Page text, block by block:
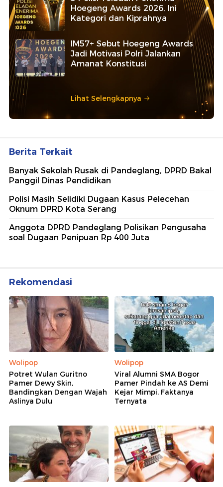
Hoegeng Awards 2026, Ini
Kategori dan Kiprahnya
IM57+ Sebut Hoegeng Awards
Jadi Motivasi Polri Jalankan
Amanat Konstitusi
Lihat Selengkapnya
Berita Terkait
Banyak Sekolah Rusak di Pandeglang, DPRD Bakal
Panggil Dinas Pendidikan
Polisi Masih Selidiki Dugaan Kasus Pelecehan
Oknum DPRD Kota Serang
Anggota DPRD Pandeglang Polisikan Pengusaha
soal Dugaan Penipuan Rp 400 Juta
Rekomendasi
Wolipop
Potret Wulan Guritno
Pamer Dewy Skin,
Bandingkan Dengan Wajah
Aslinya Dulu
Wolipop
Viral Alumni SMA Bogor
Pamer Pindah ke AS Demi
Kejar Mimpi, Faktanya
Ternyata